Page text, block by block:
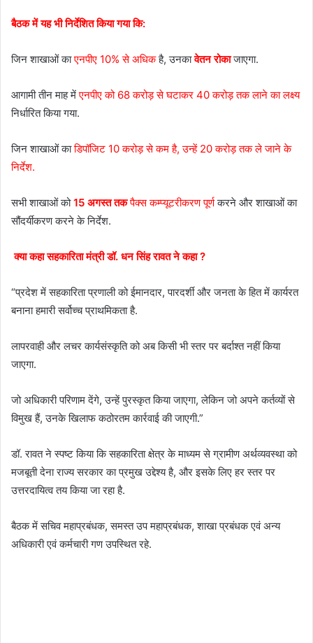
बैठक में यह भी निर्देशित किया गया कि:
जिन शाखाओं काएनपीए 10% से अधिकहै, उनकावेतन रोकाजाएगा.
आगामी तीन माह मेंएनपीए को 68 करोड़ से घटाकर 40 करोड़ तक लाने का लक्ष्य
निर्धारित किया गया.
जिन शाखाओं काडिपॉजिट 10 करोड़ से कम है, उन्हें 20 करोड़ तक ले जाने के
निर्देश.
सभी शाखाओं को15 अगस्त तक पैक्स कम्प्यूटरीकरण पूर्णकरने और शाखाओं का
सौंदर्यीकरण करने के निर्देश.
क्या कहा सहकारिता मंत्री डॉ. धन सिंह रावत ने कहा ?
“प्रदेश में सहकारिता प्रणाली को ईमानदार, पारदर्शी और जनता के हित में कार्यरत
बनाना हमारी सर्वोच्च प्राथमिकता है.
लापरवाही और लचर कार्यसंस्कृति को अब किसी भी स्तर पर बर्दाश्त नहीं किया
जाएगा.
जो अधिकारी परिणाम देंगे, उन्हें पुरस्कृत किया जाएगा, लेकिन जो अपने कर्तव्यों से
विमुख हैं, उनके खिलाफ कठोरतम कार्रवाई की जाएगी.”
डॉ. रावत ने स्पष्ट किया कि सहकारिता क्षेत्र के माध्यम से ग्रामीण अर्थव्यवस्था को
मजबूती देना राज्य सरकार का प्रमुख उद्देश्य है, और इसके लिए हर स्तर पर
उत्तरदायित्व तय किया जा रहा है.
बैठक में सचिव महाप्रबंधक, समस्त उप महाप्रबंधक, शाखा प्रबंधक एवं अन्य
अधिकारी एवं कर्मचारी गण उपस्थित रहे.